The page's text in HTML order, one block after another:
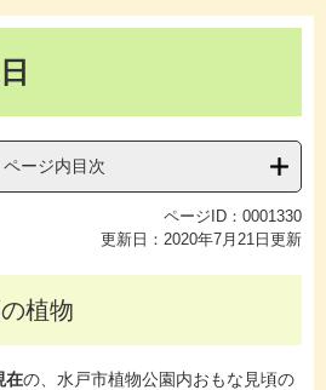
ページ内目次
ページID：0001330
更新日：2020年7月21日更新
植物
在の、水戸市植物公園内おもな見頃の